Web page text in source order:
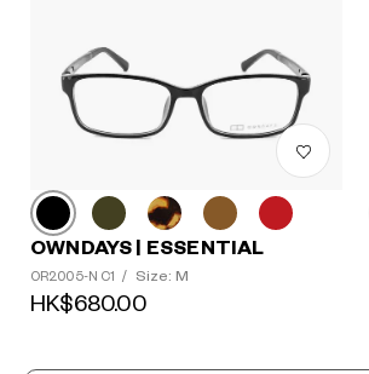
OWNDAYS | ESSENTIAL
OR2005-N C1 / Size: M
HK$680.00